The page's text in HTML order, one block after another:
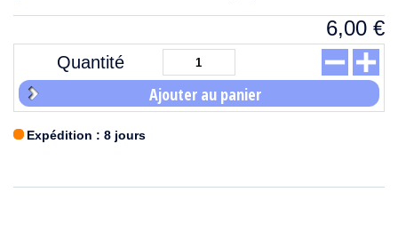
6,00 €
Quantité
Ajouter au panier
Expédition : 8 jours